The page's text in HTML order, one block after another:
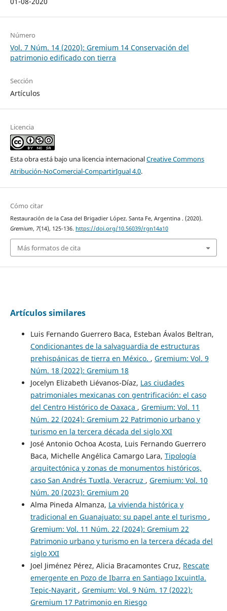
Número
Vol. 7 Núm. 14 (2020): Gremium 14 Conservación del
patrimonio edificado con tierra
Sección
Artículos
Licencia
Esta obra está bajo una licencia internacionalCreative Commons
Atribución-NoComercial-CompartirIgual 4.0.
Cómo citar
Restauración de la Casa del Brigadier López. Santa Fe, Argentina . (2020).
Gremium, 7(14), 125-136. https://doi.org/10.56039/rgn14a10
Más formatos de cita
Artículos similares
Luis Fernando Guerrero Baca, Esteban Ávalos Beltran,
Condicionantes de la salvaguardia de estructuras
prehispánicas de tierra en México. , Gremium: Vol. 9
Núm. 18 (2022): Gremium 18
Jocelyn Elizabeth Liévanos-Díaz, Las ciudades
patrimoniales mexicanas con gentrificación: el caso
del Centro Histórico de Oaxaca , Gremium: Vol. 11
Núm. 22 (2024): Gremium 22 Patrimonio urbano y
turismo en la tercera década del siglo XXI
José Antonio Ochoa Acosta, Luis Fernando Guerrero
Baca, Michelle Angélica Camargo Lara, Tipología
arquitectónica y zonas de monumentos históricos,
caso San Andrés Tuxtla, Veracruz , Gremium: Vol. 10
Núm. 20 (2023): Gremium 20
Alma Pineda Almanza, La vivienda histórica y
tradicional en Guanajuato: su papel ante el turismo ,
Gremium: Vol. 11 Núm. 22 (2024): Gremium 22
Patrimonio urbano y turismo en la tercera década del
siglo XXI
Joel Jiménez Pérez, Alicia Bracamontes Cruz, Rescate
emergente en Pozo de Ibarra en Santiago Ixcuintla.
Tepic-Nayarit , Gremium: Vol. 9 Núm. 17 (2022):
Gremium 17 Patrimonio en Riesgo